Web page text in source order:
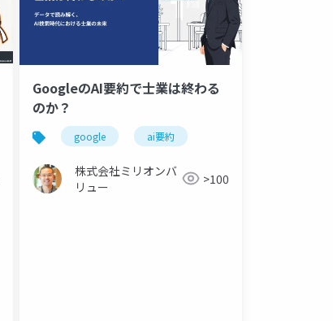
GoogleのAI要約で士業は終わる
のか？
google ai要約
株式会社ミリオンバ
リュー
>100